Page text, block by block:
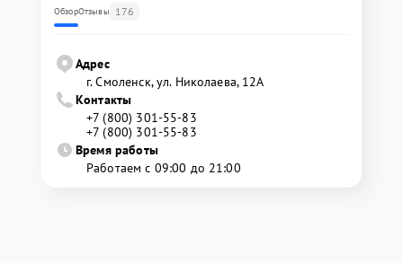
ОбзорОтзывы 176
Адрес
г. Смоленск, ул. Николаева, 12А
Контакты
+7 (800) 301-55-83
+7 (800) 301-55-83
Время работы
Работаем с 09:00 до 21:00